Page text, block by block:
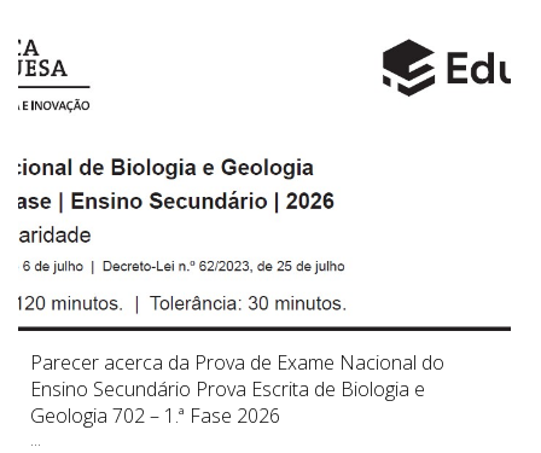
Parecer acerca da Prova de Exame Nacional do
Ensino Secundário Prova Escrita de Biologia e
Geologia 702 – 1.ª Fase 2026
...